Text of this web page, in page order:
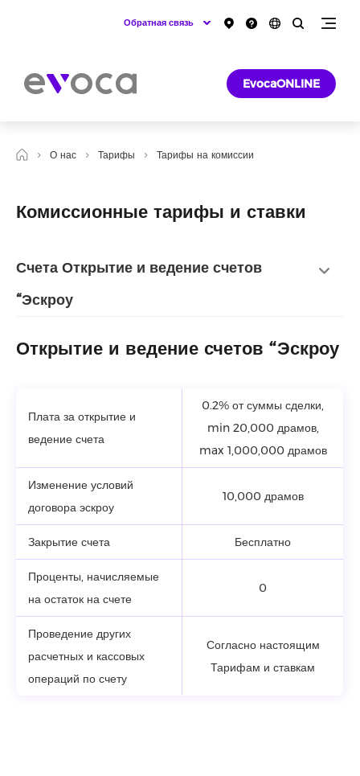
Обратная связь
EvocaONLINE
О нас Тарифы Тарифы на комиссии
Комиссионные тарифы и ставки
Счета Открытие и ведение счетов
“Эскроу
Открытие и ведение счетов “Эскроу
Плата за открытие и
ведение счета
0.2% от суммы сделки,
min 20,000 драмов,
max 1,000,000 драмов
Изменение условий
договора эскроу
10,000 драмов
Закрытие счета Бесплатно
Проценты, начисляемые
на остаток на счете
0
Проведение других
расчетных и кассовых
операций по счету
Согласно настоящим
Тарифам и ставкам